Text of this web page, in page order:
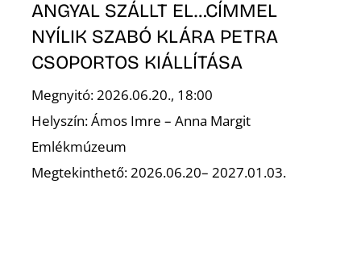
ANGYAL SZÁLLT EL…CÍMMEL
NYÍLIK SZABÓ KLÁRA PETRA
CSOPORTOS KIÁLLÍTÁSA
Megnyitó: 2026.06.20., 18:00
Helyszín: Ámos Imre – Anna Margit
Emlékmúzeum
Megtekinthető: 2026.06.20– 2027.01.03.